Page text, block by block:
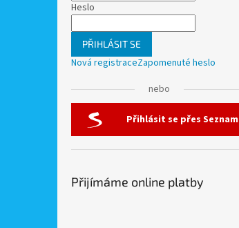
Heslo
PŘIHLÁSIT SE
Nová registraceZapomenuté heslo
nebo
Přihlásit se přes Seznam
Přijímáme online platby